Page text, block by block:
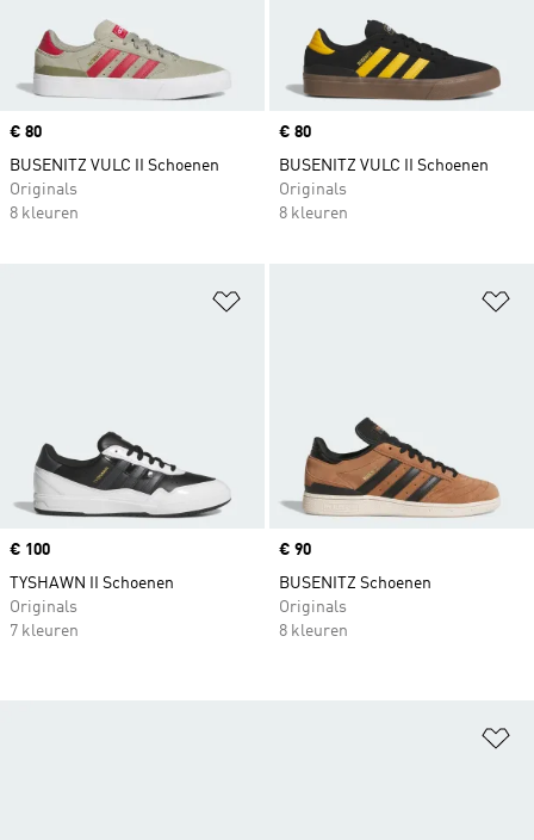
Price
€ 80
BUSENITZ VULC II Schoenen
Originals
8 kleuren
Price
€ 80
BUSENITZ VULC II Schoenen
Originals
8 kleuren
Price
€ 100
TYSHAWN II Schoenen
Originals
7 kleuren
Price
€ 90
BUSENITZ Schoenen
Originals
8 kleuren